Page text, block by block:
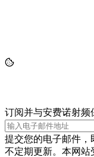
订阅并与安费诺射频
提交您的电子邮件，
不定期更新。本网站